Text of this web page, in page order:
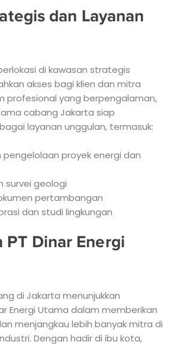
dan Layanan
di kawasan strategis
akses bagi klien dan mitra
profesional yang berpengalaman,
cabang Jakarta siap
layanan unggulan, termasuk:
pengelolaan proyek energi dan
survei geologi
pertambangan
dan studi lingkungan
PT Dinar Energi
di Jakarta menunjukkan
Energi Utama dalam memberikan
menjangkau lebih banyak mitra di
Dengan hadir di ibu kota,